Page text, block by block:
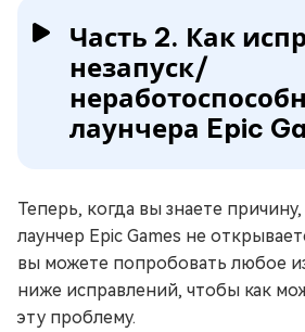
Часть 2. Как
незапуск/
лаунчера Epic
Теперь, когда вы знаете
лаунчер Epic Games не
вы можете попробовать любое
ниже исправлений, чтобы как
эту проблему.